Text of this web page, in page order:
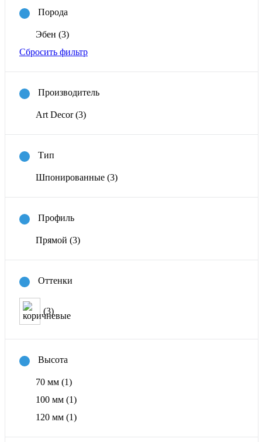
Порода
Эбен (3)
Сбросить фильтр
Производитель
Art Decor(3)
Тип
Шпонированные (3)
Профиль
Прямой (3)
Оттенки
(3)
Высота
70 мм (1)
100 мм (1)
120 мм (1)